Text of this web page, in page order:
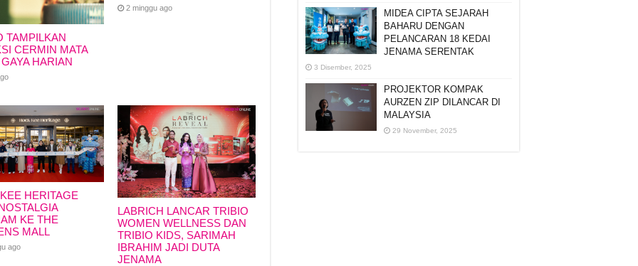
TAMPILKAN
CERMIN MATA
HARIAN
2 minggu ago
HERITAGE
KE THE
MALL
ago
LABRICH LANCAR TRIBIO
WOMEN WELLNESS DAN
TRIBIO KIDS, SARIMAH
IBRAHIM JADI DUTA
JENAMA
MIDEA CIPTA SEJARAH
BAHARU DENGAN
PELANCARAN 18 KEDAI
JENAMA SERENTAK
3 Disember, 2025
PROJEKTOR KOMPAK
AURZEN ZIP DILANCAR DI
MALAYSIA
29 November, 2025